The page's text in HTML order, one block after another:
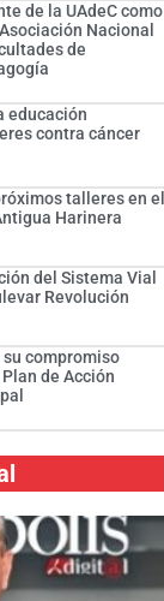
de la UAdeC como
Nacional
de
educación
contra cáncer
talleres en el
Harinera
del Sistema Vial
Revolución
compromiso
de Acción